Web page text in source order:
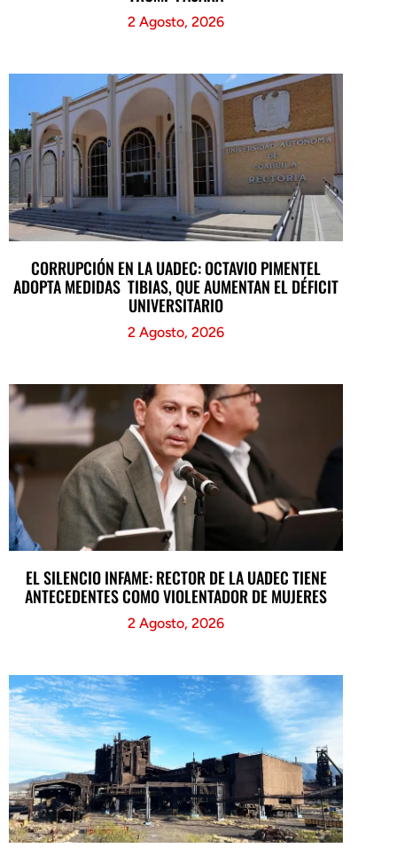
2 Agosto, 2026
CORRUPCIÓN EN LA UADEC: OCTAVIO PIMENTEL
ADOPTA MEDIDAS TIBIAS, QUE AUMENTAN EL DÉFICIT
UNIVERSITARIO
2 Agosto, 2026
EL SILENCIO INFAME: RECTOR DE LA UADEC TIENE
ANTECEDENTES COMO VIOLENTADOR DE MUJERES
2 Agosto, 2026